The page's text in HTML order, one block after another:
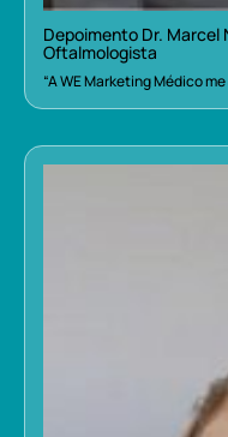
Depoimento Dr. Marcel
Oftalmologista
“A WE Marketing Médico